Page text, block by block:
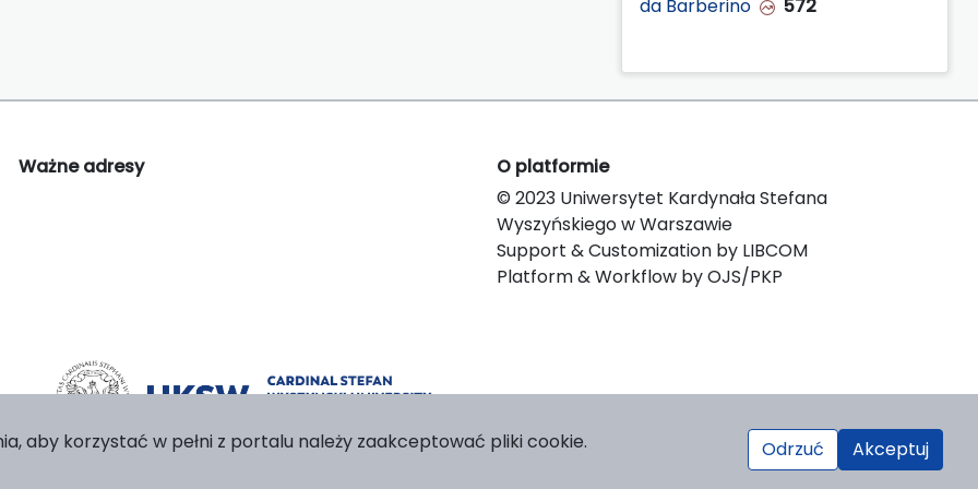
da Barberino 572
Ważne adresy
O platformie
© 2023 Uniwersytet Kardynała Stefana
Wyszyńskiego w Warszawie
Support & Customization by LIBCOM
Platform & Workflow by OJS/PKP
aby korzystać w pełni z portalu należy zaakceptować pliki cookie. Odrzuć Akceptuj